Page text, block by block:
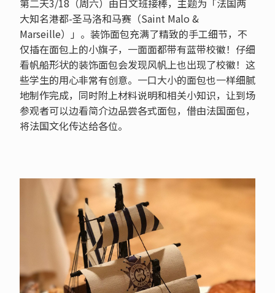
第二天3/18（周六）由日文班接棒，主题为「法国两
大知名港都-圣马洛和马赛（Saint Malo &
Marseille）」。装饰面包充满了精致的手工细节，不
仅插在面包上的小旗子，一面面都带有蓝带校徽！仔细
看帆船形状的装饰面包会发现风帆上也出现了校徽！这
些学生的用心非常有创意。一口大小的面包也一样细腻
地制作完成，同时附上材料说明和相关小知识，让到场
参观者可以边看简介边品尝各式面包，借由法国面包，
将法国文化传达给各位。